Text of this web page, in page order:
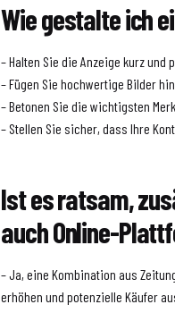
Wie gestalte ich
– Halten Sie die Anzeige kurz und
– Fügen Sie hochwertige Bilder
– Betonen Sie die wichtigsten
– Stellen Sie sicher, dass Ihre
Ist es ratsam,
auch Online-
– Ja, eine Kombination aus
erhöhen und potenzielle Käufer